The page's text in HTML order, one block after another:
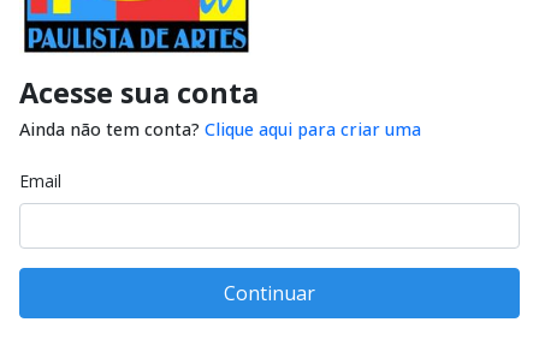
Acesse sua conta
Ainda não tem conta? Clique aqui para criar uma
Email
Continuar